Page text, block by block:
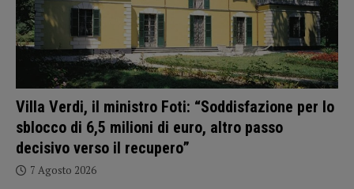
Villa Verdi, il ministro Foti: “Soddisfazione per lo
sblocco di 6,5 milioni di euro, altro passo
decisivo verso il recupero”
7 Agosto 2026